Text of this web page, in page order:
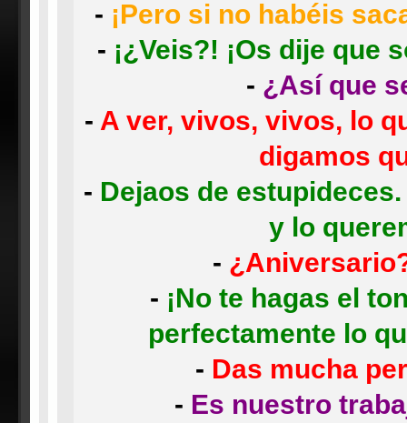
- ¡Pero si no habéis
- ¡¿Veis?! ¡Os dije que
- ¿Así que
- A ver, vivos, vivos, lo
digamos
- Dejaos de
y lo
-
- ¡No te hagas el
perfectamente lo
- Das mucha
- Es nuestro